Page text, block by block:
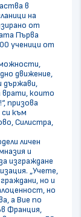
в
на
от
Първа
ученици от
движение,
държави,
врати, които
призова
към
Силистра,
личен
и
изграждане
„Учете,
но и
но
а Вие по
Франция,